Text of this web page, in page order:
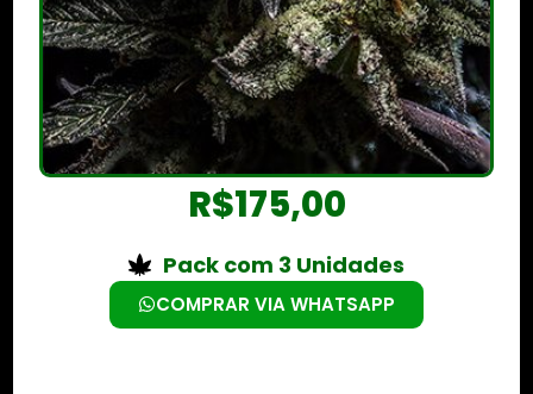
R$175,00
Pack com 3 Unidades
COMPRAR VIA WHATSAPP